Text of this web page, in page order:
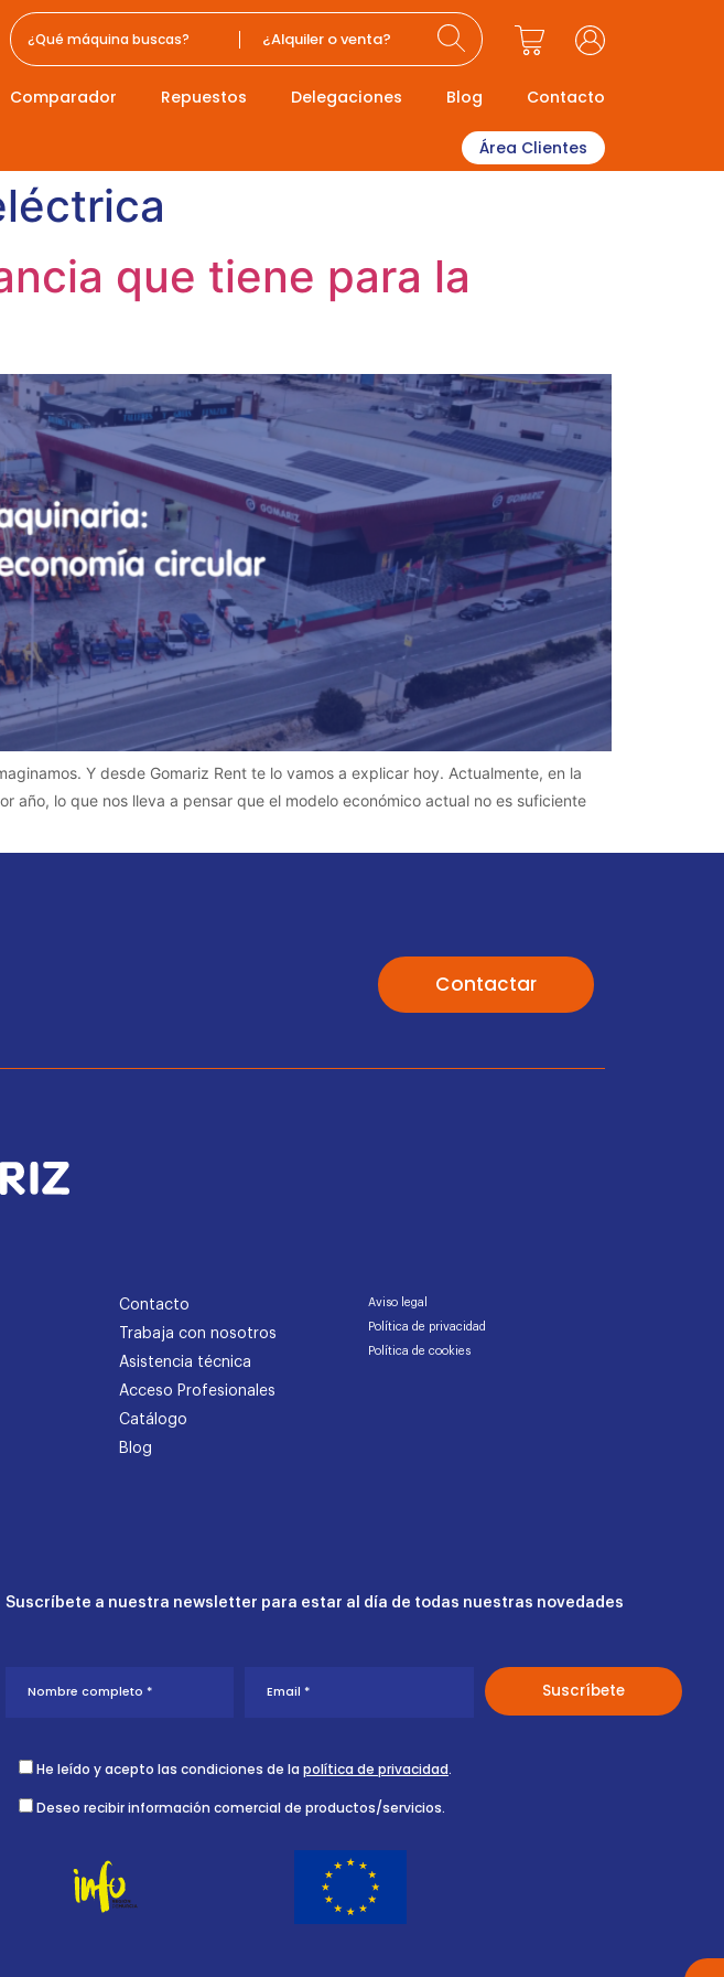
¿Alquiler o venta?
Comparador Repuestos Delegaciones Blog Contacto
Área Clientes
que tiene para la
Y desde Gomariz Rent te lo vamos a explicar hoy. Actualmente, en la
año, lo que nos lleva a pensar que el modelo económico actual no es suficiente
Contactar
Contacto
Trabaja con nosotros
Asistencia técnica
Acceso Profesionales
Catálogo
Blog
Aviso legal
Política de privacidad
Política de cookies
Suscríbete a nuestra newsletter para estar al día de todas nuestras novedades
He leído y acepto las condiciones de la política de privacidad.
Deseo recibir información comercial de productos/servicios.